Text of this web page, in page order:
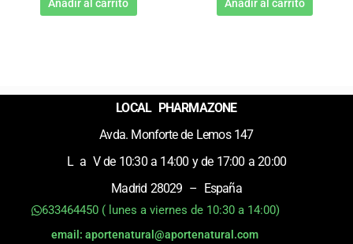
Añadir al carrito Añadir al carrito
LOCAL PHARMAZONE
Avda. Monforte de Lemos 147
L a V de 10:30 a 14:00 y de 17:00 a 20:00
Madrid 28029 – España
633464450 ( lunes a viernes de 10:30 a 14:00)
email: aportenatural@aportenatural.com